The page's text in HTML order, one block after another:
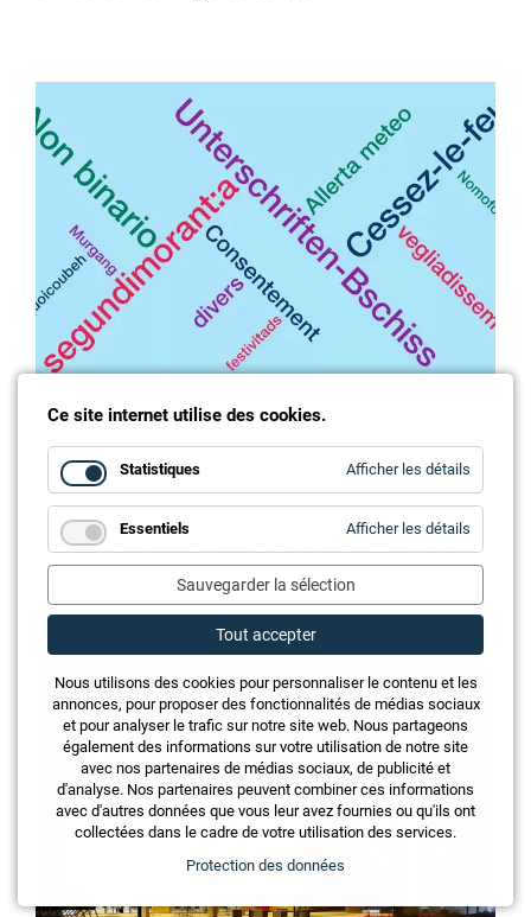
Les mots romands de l’année 2024
Des jurys issus des quatre régions linguistiques
ont ensuite débattu des mots qui ont marqué le
discours en Suisse en 2024.
Ce site internet utilise des cookies.
Statistiques Afficher les détails
Essentiels Afficher les détails
Sauvegarder la sélection
Tout accepter
Nous utilisons des cookies pour personnaliser le contenu et les
annonces, pour proposer des fonctionnalités de médias sociaux
et pour analyser le trafic sur notre site web. Nous partageons
également des informations sur votre utilisation de notre site
avec nos partenaires de médias sociaux, de publicité et
d'analyse. Nos partenaires peuvent combiner ces informations
avec d'autres données que vous leur avez fournies ou qu'ils ont
collectées dans le cadre de votre utilisation des services.
Protection des données